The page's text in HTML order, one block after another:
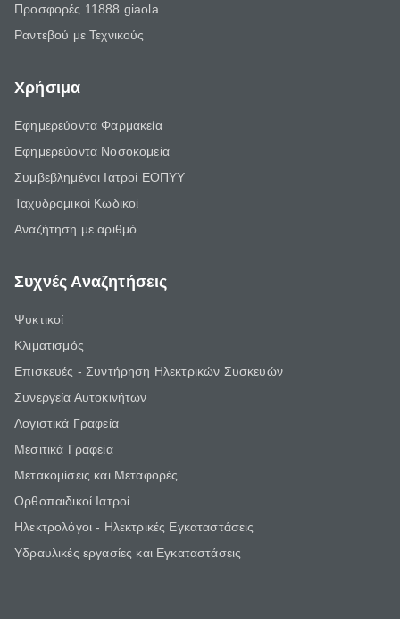
Προσφορές 11888 giaola
Ραντεβού με Τεχνικούς
Χρήσιμα
Εφημερεύοντα Φαρμακεία
Εφημερεύοντα Νοσοκομεία
Συμβεβλημένοι Ιατροί ΕΟΠΥΥ
Ταχυδρομικοί Κωδικοί
Αναζήτηση με αριθμό
Συχνές Αναζητήσεις
Ψυκτικοί
Κλιματισμός
Επισκευές - Συντήρηση Ηλεκτρικών Συσκευών
Συνεργεία Αυτοκινήτων
Λογιστικά Γραφεία
Μεσιτικά Γραφεία
Μετακομίσεις και Μεταφορές
Ορθοπαιδικοί Ιατροί
Ηλεκτρολόγοι - Ηλεκτρικές Εγκαταστάσεις
Υδραυλικές εργασίες και Εγκαταστάσεις